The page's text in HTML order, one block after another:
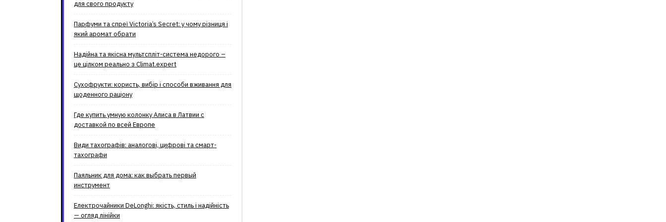
для свого продукту
Парфуми та спреї Victoria’s Secret: у чому різниця і
який аромат обрати
Надійна та якісна мультспліт-система недорого –
це цілком реально з Climat.еxpert
Сухофрукти: користь, вибір і способи вживання для
щоденного раціону
Где купить умную колонку Алиса в Латвии с
доставкой по всей Европе
Види тахографів: аналогові, цифрові та смарт-
тахографи
Паяльник для дома: как выбрать первый
инструмент
Електрочайники DeLonghi: якість, стиль і надійність
— огляд лінійки